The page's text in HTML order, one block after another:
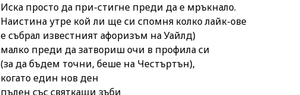
Иска просто да при-стигне преди да е мръкнало.
Наистина утре кой ли ще си спомня колко лайк-ове
е събрал известният афоризъм на Уайлд)
малко преди да затвориш очи в профила си
(за да бъдем точни, беше на Честъртън),
когато един нов ден
пълен със святкащи зъби